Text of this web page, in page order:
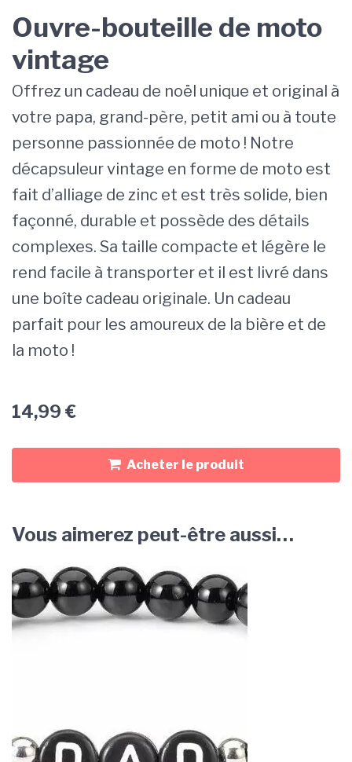
Ouvre-bouteille de moto
vintage
Offrez un cadeau de noël unique et original à
votre papa, grand-père, petit ami ou à toute
personne passionnée de moto ! Notre
décapsuleur vintage en forme de moto est
fait d’alliage de zinc et est très solide, bien
façonné, durable et possède des détails
complexes. Sa taille compacte et légère le
rend facile à transporter et il est livré dans
une boîte cadeau originale. Un cadeau
parfait pour les amoureux de la bière et de
la moto !
14,99 €
Acheter le produit
Vous aimerez peut-être aussi…